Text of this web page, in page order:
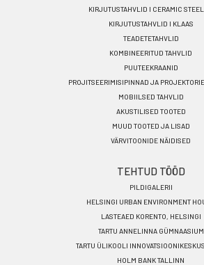
KIRJUTUSTAHVLID I CERAMIC
KIRJUTUSTAHVLID I KLAAS
TEADETETAHVLID
KOMBINEERITUD TAHVLID
PUUTEEKRAANID
PROJITSEERIMISIPINNAD JA
MOBIILSED TAHVLID
AKUSTILISED TOOTED
MUUD TOOTED JA LISAD
VÄRVITOONIDE NÄIDISED
TEHTUD TÖÖD
PILDIGALERII
HELSINGI URBAN ENVIRONMENT
LASTEAED KORENTO, HELSINGI
TARTU ANNELINNA GÜMNAASIUM
TARTU ÜLIKOOLI
HOLM BANK TALLINN